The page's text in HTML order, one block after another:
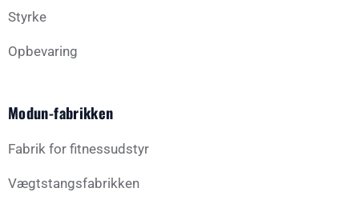
Styrke
Opbevaring
Modun-fabrikken
Fabrik for fitnessudstyr
Vægtstangsfabrikken